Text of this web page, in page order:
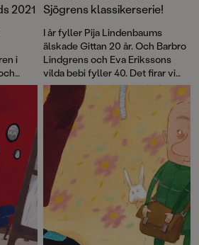
2021
i
Sjögrens klassikerserie!
I år fyller Pija Lindenbaums
älskade Gittan 20 år. Och Barbro
Lindgrens och Eva Erikssons
vilda bebi fyller 40. Det firar vi
med nyutgåvor av de första
böckerna som en del i vår
klassikerserie!